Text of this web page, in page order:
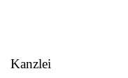
Kanzlei